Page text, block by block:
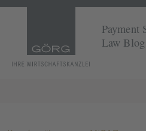
Payment
Law Blog